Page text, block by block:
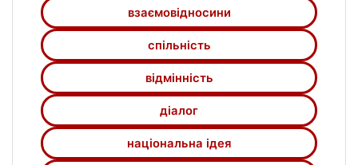
взаємовідносини
спільність
відмінність
діалог
національна ідея